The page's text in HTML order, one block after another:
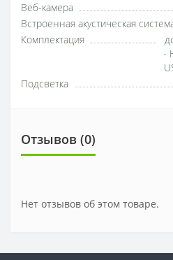
Веб-камера
Встроенная акустическая
Комплектация
-
Подсветка
Отзывов (0)
Нет отзывов об этом товаре.